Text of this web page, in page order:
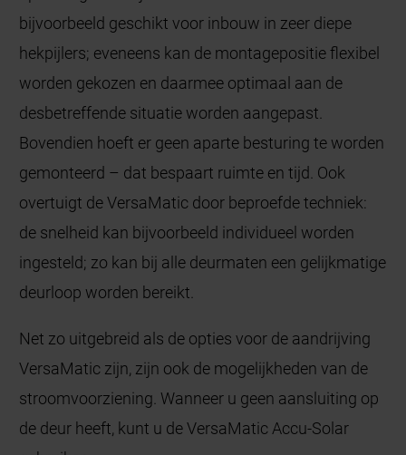
bijvoorbeeld geschikt voor inbouw in zeer diepe
hekpijlers; eveneens kan de montagepositie flexibel
worden gekozen en daarmee optimaal aan de
desbetreffende situatie worden aangepast.
Bovendien hoeft er geen aparte besturing te worden
gemonteerd – dat bespaart ruimte en tijd. Ook
overtuigt de VersaMatic door beproefde techniek:
de snelheid kan bijvoorbeeld individueel worden
ingesteld; zo kan bij alle deurmaten een gelijkmatige
deurloop worden bereikt.
Net zo uitgebreid als de opties voor de aandrijving
VersaMatic zijn, zijn ook de mogelijkheden van de
stroomvoorziening. Wanneer u geen aansluiting op
de deur heeft, kunt u de VersaMatic Accu-Solar